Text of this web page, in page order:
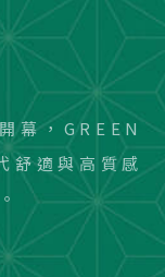
幕，GREEN
舒適與高質感